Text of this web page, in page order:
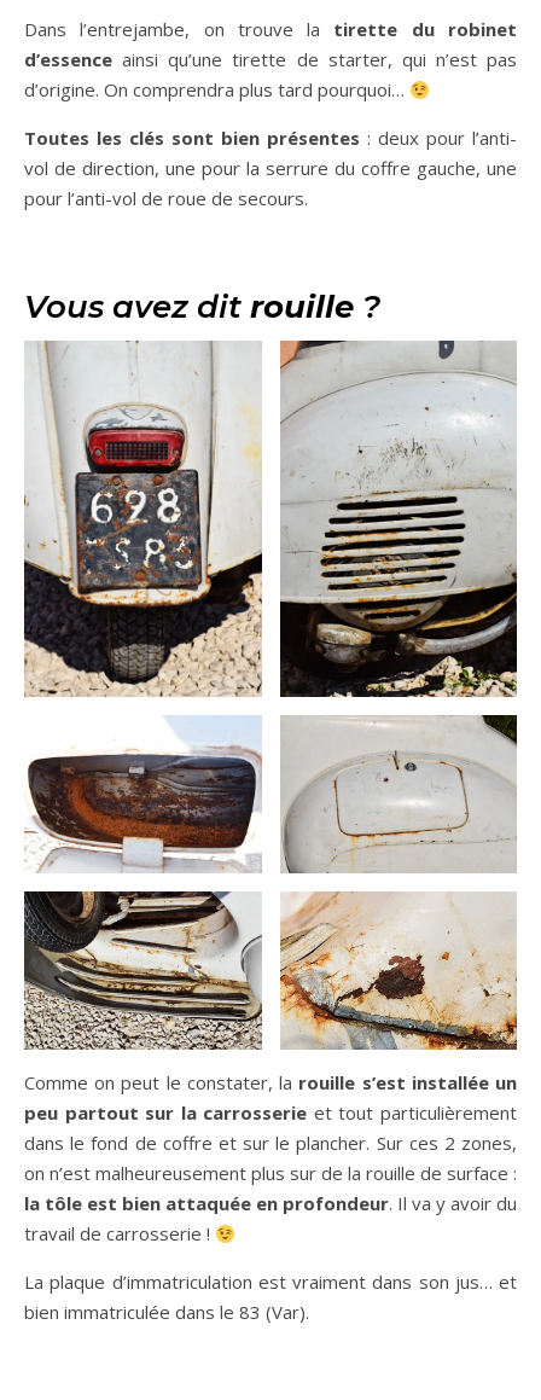
Dans l’entrejambe, on trouve la tirette du robinet
d’essence ainsi qu’une tirette de starter, qui n’est pas
d’origine. On comprendra plus tard pourquoi…
Toutes les clés sont bien présentes : deux pour l’anti-
vol de direction, une pour la serrure du coffre gauche, une
pour l’anti-vol de roue de secours.
Vous avez dit rouille ?
Comme on peut le constater, la rouille s’est installée un
peu partout sur la carrosserie et tout particulièrement
dans le fond de coffre et sur le plancher. Sur ces 2 zones,
on n’est malheureusement plus sur de la rouille de surface :
la tôle est bien attaquée en profondeur. Il va y avoir du
travail de carrosserie !
La plaque d’immatriculation est vraiment dans son jus… et
bien immatriculée dans le 83 (Var).